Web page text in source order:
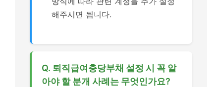
해주시면 됩니다.
Q. 퇴직급여충당부채 설정 시 꼭 알
아야 할 분개 사례는 무엇인가요?